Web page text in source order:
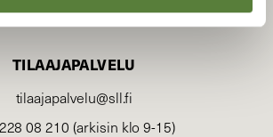
TILAAJAPALVELU
tilaajapalvelu@sll.fi
08 210 (arkisin klo 9-15)